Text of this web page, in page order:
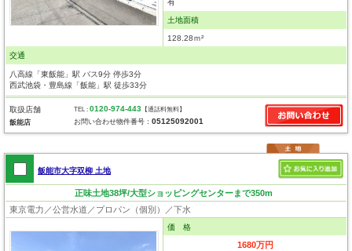
土地面積
128.28ｍ²
交通
八高線「東飯能」駅 バス9分 停歩3分
西武池袋・豊島線「飯能」駅 徒歩33分
取扱店舗
飯能店
TEL :0120-974-443 【通話料無料】
お問い合わせ物件番号：05125092001
飯能市大字双柳 土地
正味土地38坪/大型ショッピングセンターまで350m
東京電力／公営水道／プロパン（個別）／下水
価 格
1680万円